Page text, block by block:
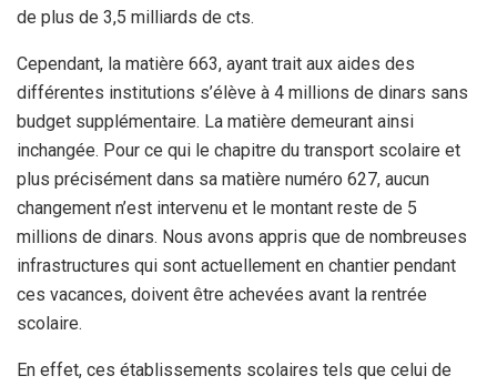
de plus de 3,5 milliards de cts.
Cependant, la matière 663, ayant trait aux aides des
différentes institutions s’élève à 4 millions de dinars sans
budget supplémentaire. La matière demeurant ainsi
inchangée. Pour ce qui le chapitre du transport scolaire et
plus précisément dans sa matière numéro 627, aucun
changement n’est intervenu et le montant reste de 5
millions de dinars. Nous avons appris que de nombreuses
infrastructures qui sont actuellement en chantier pendant
ces vacances, doivent être achevées avant la rentrée
scolaire.
En effet, ces établissements scolaires tels que celui de